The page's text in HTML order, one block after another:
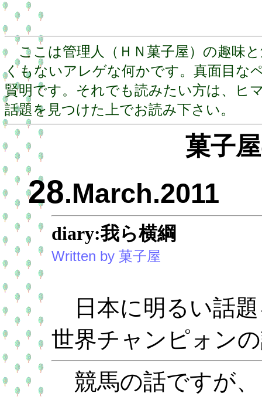
ここは管理人（ＨＮ菓子屋）の趣味
くもないアレゲな何かです。真面目な
賢明です。それでも読みたい方は、ヒ
話題を見つけた上でお読み下さい。
菓子
28.March.2011
diary:我ら横綱
Written by 菓子屋
日本に明るい話
世界チャンピォン
競馬の話ですが